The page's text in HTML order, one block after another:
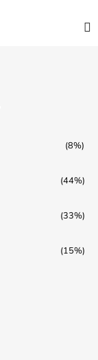
(8%)
(44%)
(33%)
(15%)